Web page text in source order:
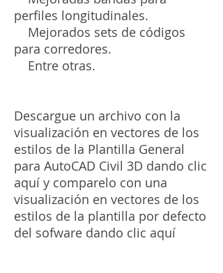
perfiles longitudinales.
Mejorados sets de códigos
para corredores.
Entre otras.
Descargue un archivo con la
visualización en vectores de los
estilos de la Plantilla General
para AutoCAD Civil 3D dando clic
aquí y comparelo con una
visualización en vectores de los
estilos de la plantilla por defecto
del sofware dando clic aquí